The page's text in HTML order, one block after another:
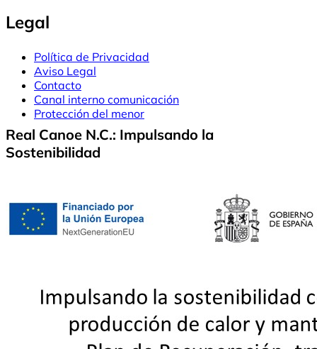
Legal
Política de Privacidad
Aviso Legal
Contacto
Canal interno comunicación
Protección del menor
Real Canoe N.C.: Impulsando la
Sostenibilidad